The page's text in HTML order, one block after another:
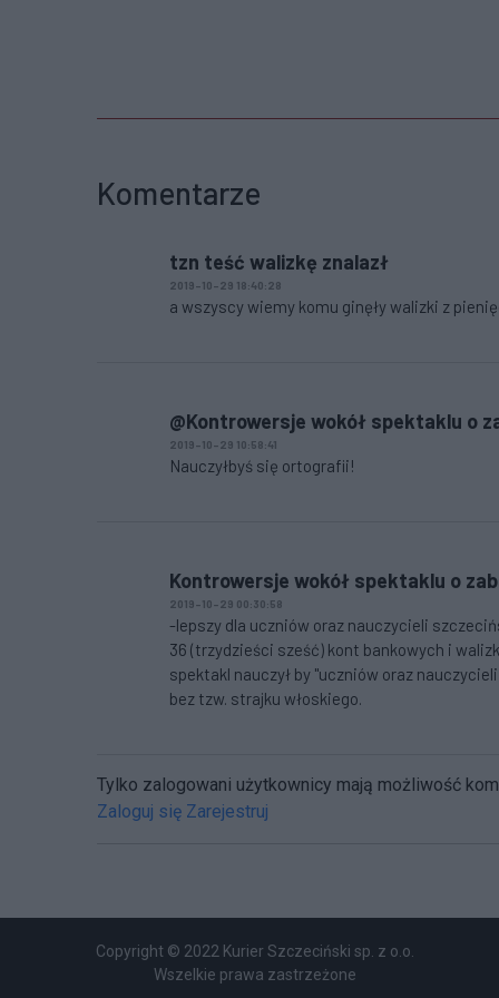
Komentarze
tzn teść walizkę znalazł
2019-10-29 18:40:28
a wszyscy wiemy komu ginęły walizki z
@Kontrowersje wokół spektaklu o
2019-10-29 10:58:41
Nauczyłbyś się ortografii!
Kontrowersje wokół spektaklu o
2019-10-29 00:30:58
-lepszy dla uczniów oraz nauczycieli
36 (trzydzieści sześć) kont bankowych i
spektakl nauczył by "uczniów oraz
bez tzw. strajku włoskiego.
Tylko zalogowani użytkownicy mają możliwość
Zaloguj się Zarejestruj
Copyright © 2022 Kurier Szczeciński sp. z o.o.
Wszelkie prawa zastrzeżone